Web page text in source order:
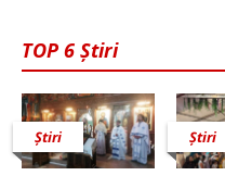
TOP 6 Știri
Știri Știri